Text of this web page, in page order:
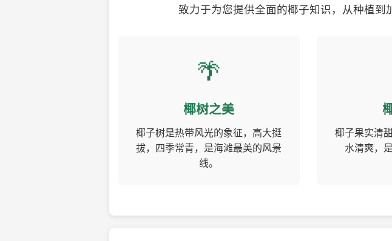
致力于为您提供全面的椰子知识，从种植到
🌴
椰树之美
椰子树是热带风光的象征，高大挺
拔，四季常青，是海滩最美的风景
线。
椰子果实清
水清爽，